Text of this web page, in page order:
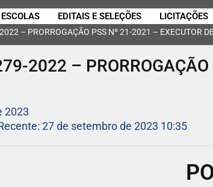
EDITAIS E SELEÇÕES LICITAÇÕES
– PRORROGAÇÃO PSS Nº 21-2021 – EXECUTOR
2022 –
2023
27 de setembro de 2023 10:35